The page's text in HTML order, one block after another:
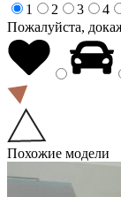
1
2 3 4
Пожалуйста,
Похожие модели